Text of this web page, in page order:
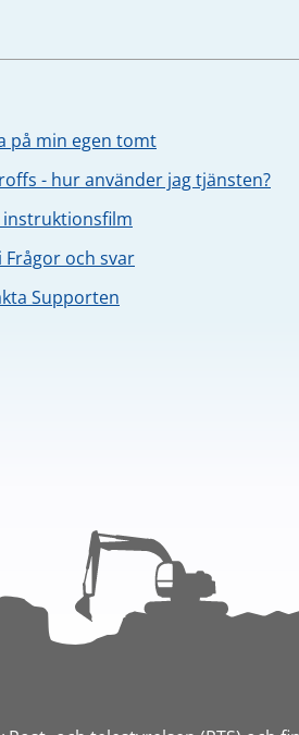
på min egen tomt
- hur använder jag tjänsten?
instruktionsfilm
Frågor och svar
Supporten